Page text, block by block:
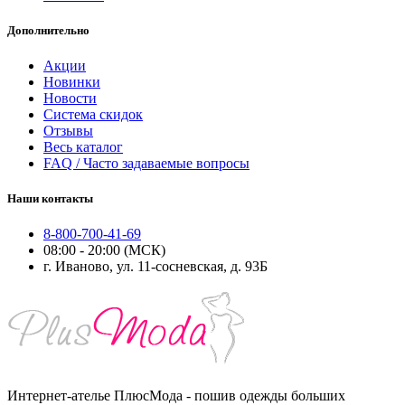
Дополнительно
Акции
Новинки
Новости
Система скидок
Отзывы
Весь каталог
FAQ / Часто задаваемые вопросы
Наши контакты
8-800-700-41-69
08:00 - 20:00 (МСК)
г. Иваново, ул. 11-сосневская, д. 93Б
Интернет-ателье ПлюсМода - пошив одежды больших